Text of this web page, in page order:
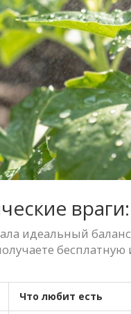
идеальный
Что любит есть